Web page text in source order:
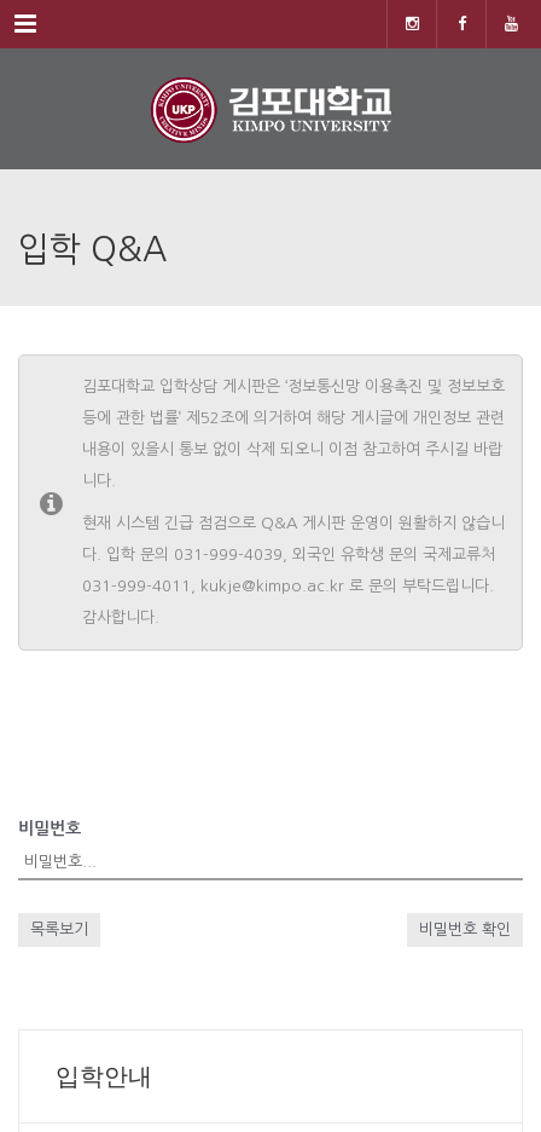
Menu
입학 Q&A
김포대학교 입학상담 게시판은 ‘정보통신망 이용촉진 및 정보보호
등에 관한 법률’ 제52조에 의거하여 해당 게시글에 개인정보 관련
내용이 있을시 통보 없이 삭제 되오니 이점 참고하여 주시길 바랍
니다.
현재 시스템 긴급 점검으로 Q&A 게시판 운영이 원활하지 않습니
다. 입학 문의 031-999-4039, 외국인 유학생 문의 국제교류처
031-999-4011, kukje@kimpo.ac.kr 로 문의 부탁드립니다.
감사합니다.
비밀번호
목록보기 비밀번호 확인
입학안내